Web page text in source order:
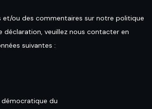
et/ou des commentaires sur notre politique
veuillez nous contacter en
suivantes :
démocratique du